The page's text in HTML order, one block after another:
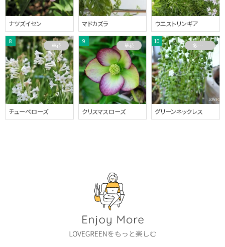
ナツズイセン マドカズラ ウエストリンギア
チューベローズ
草花
クリスマスローズ
草花
グリーンネックレス
多肉植物